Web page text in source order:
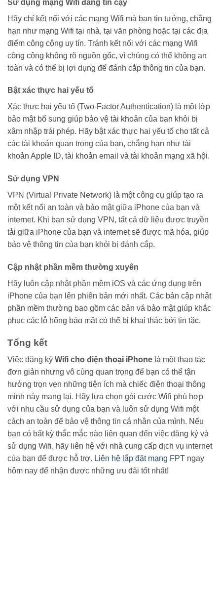
Sử dụng mạng Wifi đáng tin cậy
Hãy chỉ kết nối với các mạng Wifi mà bạn tin tưởng, chẳng
hạn như mạng Wifi tại nhà, tại văn phòng hoặc tại các địa
điểm công cộng uy tín. Tránh kết nối với các mạng Wifi
công cộng không rõ nguồn gốc, vì chúng có thể không an
toàn và có thể bị lợi dụng để đánh cắp thông tin của bạn.
Bật xác thực hai yếu tố
Xác thực hai yếu tố (Two-Factor Authentication) là một lớp
bảo mật bổ sung giúp bảo vệ tài khoản của bạn khỏi bị
xâm nhập trái phép. Hãy bật xác thực hai yếu tố cho tất cả
các tài khoản quan trọng của bạn, chẳng hạn như tài
khoản Apple ID, tài khoản email và tài khoản mạng xã hội.
Sử dụng VPN
VPN (Virtual Private Network) là một công cụ giúp tạo ra
một kết nối an toàn và bảo mật giữa iPhone của bạn và
internet. Khi bạn sử dụng VPN, tất cả dữ liệu được truyền
tải giữa iPhone của bạn và internet sẽ được mã hóa, giúp
bảo vệ thông tin của bạn khỏi bị đánh cắp.
Cập nhật phần mềm thường xuyên
Hãy luôn cập nhật phần mềm iOS và các ứng dụng trên
iPhone của bạn lên phiên bản mới nhất. Các bản cập nhật
phần mềm thường bao gồm các bản vá bảo mật giúp khắc
phục các lỗ hổng bảo mật có thể bị khai thác bởi tin tặc.
Tổng kết
Việc đăng ký Wifi cho điện thoại iPhone là một thao tác
đơn giản nhưng vô cùng quan trọng để bạn có thể tận
hưởng trọn vẹn những tiện ích mà chiếc điện thoại thông
minh này mang lại. Hãy lựa chọn gói cước Wifi phù hợp
với nhu cầu sử dụng của bạn và luôn sử dụng Wifi một
cách an toàn để bảo vệ thông tin cá nhân của mình. Nếu
bạn có bất kỳ thắc mắc nào liên quan đến việc đăng ký và
sử dụng Wifi, hãy liên hệ với nhà cung cấp dịch vụ internet
của bạn để được hỗ trợ. Liên hệ lắp đặt mạng FPT ngay
hôm nay để nhận được những ưu đãi tốt nhất!